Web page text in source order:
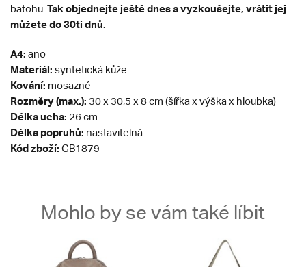
batohu. Tak objednejte ještě dnes a vyzkoušejte, vrátit jej
můžete do 30ti dnů.
A4: ano
Materiál: syntetická kůže
Kování: mosazné
Rozměry (max.): 30 x 30,5 x 8 cm (šířka x výška x hloubka)
Délka ucha: 26 cm
Délka popruhů: nastavitelná
Kód zboží: GB1879
Mohlo by se vám také líbit